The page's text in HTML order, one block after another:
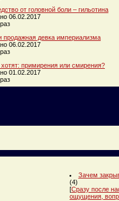
от головной боли – гильотина
06.02.2017
продажная девка империализма
06.02.2017
хотят: примирения или смирения?
01.02.2017
Зачем
(4)
[Сразу после
ощущения,